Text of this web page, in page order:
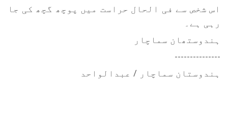
اس شخص سے فی الحال حراست میں پوچھ گچھ کی جا
رہی ہے۔
ہندوستھان سماچار
---------------
ہندوستان سماچار / عبدالواحد